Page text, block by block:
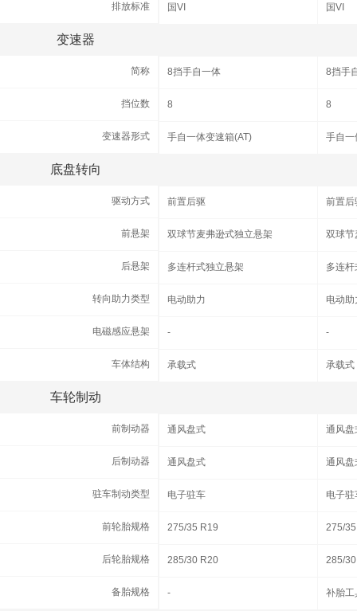
排放标准 国VI 国VI
变速器
简称 8挡手自一体 8挡手
挡位数 8 8
变速器形式 手自一体变速箱(AT) 手自一
底盘转向
驱动方式 前置后驱 前置后
前悬架 双球节麦弗逊式独立悬架 双球节
后悬架 多连杆式独立悬架 多连
转向助力类型 电动助力 电动助
电磁感应悬架 - -
车体结构 承载式 承载式
车轮制动
前制动器 通风盘式 通风盘
后制动器 通风盘式 通风盘
驻车制动类型 电子驻车 电子驻
前轮胎规格 275/35 R19 275/
后轮胎规格 285/30 R20 285/
备胎规格 - 补胎工
排放标准
变速器
简称
挡位数
变速器形式
底盘转向
驱动方式
前悬架
后悬架
转向助力类型
电磁感应悬架
车体结构
车轮制动
前制动器
后制动器
驻车制动类型
前轮胎规格
后轮胎规格
备胎规格